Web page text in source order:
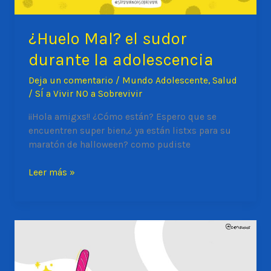
¿Huelo Mal? el sudor
durante la adolescencia
Deja un comentario / Mundo Adolescente,Salud
/SÍ a Vivir NO a Sobrevivir
¡¡Hola amigxs!! ¿Cómo están? Espero que se
encuentren super bien,¿ ya están listxs para su
maratón de halloween? como pudiste
¿Huelo
adolescencia
Leer más »